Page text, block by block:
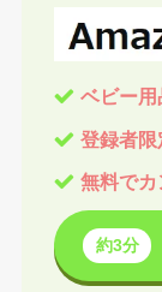
ベビー
登録者
無料でカ
約3分